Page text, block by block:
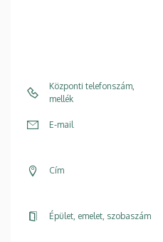
Központi telefonszám,
mellék
E-mail
Cím
Épület, emelet, szobaszám